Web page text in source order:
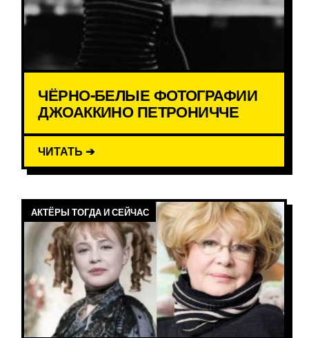
ЧЁРНО-БЕЛЫЕ ФОТОГРАФИИ
ДЖОАККИНО ПЕТРОНИЧЧЕ
ЧИТАТЬ ➔
АКТЁРЫ ТОГДА И СЕЙЧАС